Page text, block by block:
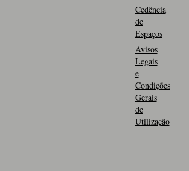
Cedência
de
Espaços
Avisos
Legais
e
Condições
Gerais
de
Utilização